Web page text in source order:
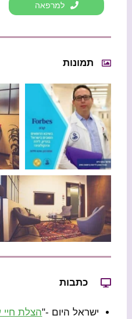
למרפאה
תמונות
כתבות
ישראל היום -"הצלת חיי